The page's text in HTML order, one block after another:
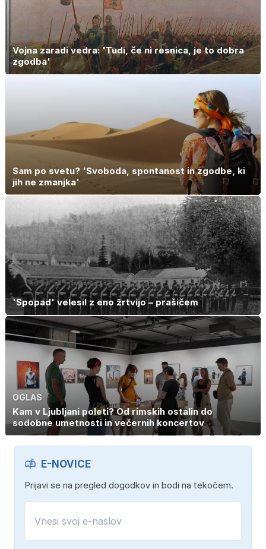
Vojna zaradi vedra: 'Tudi, če ni resnica, je to dobra
zgodba'
Sam po svetu? 'Svoboda, spontanost in zgodbe, ki
jih ne zmanjka'
'Spopad' velesil z eno žrtvijo – prašičem
OGLAS
Kam v Ljubljani poleti? Od rimskih ostalin do
sodobne umetnosti in večernih koncertov
E-NOVICE
Prijavi se na pregled dogodkov in bodi na tekočem.